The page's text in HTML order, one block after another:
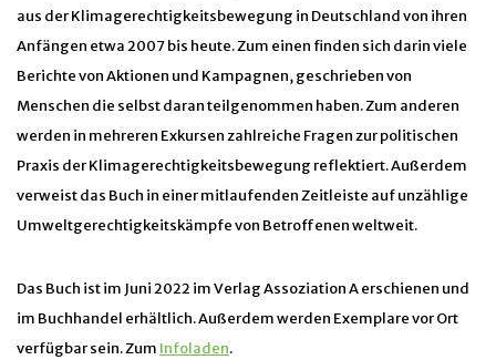
aus der Klimagerechtigkeitsbewegung in Deutschland von ihren
Anfängen etwa 2007 bis heute. Zum einen finden sich darin viele
Berichte von Aktionen und Kampagnen, geschrieben von
Menschen die selbst daran teilgenommen haben. Zum anderen
werden in mehreren Exkursen zahlreiche Fragen zur politischen
Praxis der Klimagerechtigkeitsbewegung reflektiert. Außerdem
verweist das Buch in einer mitlaufenden Zeitleiste auf unzählige
Umweltgerechtigkeitskämpfe von Betroffenen weltweit.
Das Buch ist im Juni 2022 im Verlag Assoziation A erschienen und
im Buchhandel erhältlich. Außerdem werden Exemplare vor Ort
verfügbar sein. Zum Infoladen.